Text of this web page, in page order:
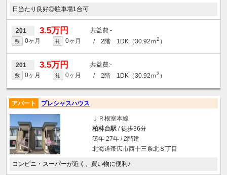
日当たり良好◎駐車場1台可
201 3.5万円 -
敷 0ヶ月 礼 0ヶ月 / 2階 1DK（30.92ｍ2 ）
201 3.5万円 -
敷 0ヶ月 礼 0ヶ月 / 2階 1DK（30.92ｍ2 ）
アパート プレシャスハウス
ＪＲ根室本線
柏林台駅/ 徒歩36分
築年 27年 / 2階建
北海道帯広市西十三条北８丁目
コンビニ・スーパーが近く、買い物に便利♪